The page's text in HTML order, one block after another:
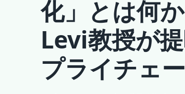
化」とは何
Levi教授が
プライチェ